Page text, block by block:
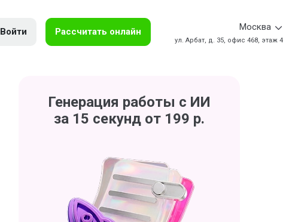
Войти Рассчитать онлайн Москва
ул. Арбат, д. 35, офис 468, этаж 4
Генерация работы с ИИ
за 15 секунд от 199 р.